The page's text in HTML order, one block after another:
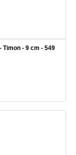
Timon - 9 cm - 549